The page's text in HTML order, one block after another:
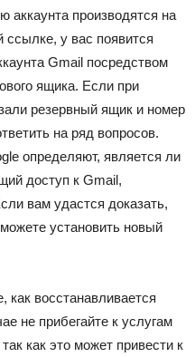
аккаунта производятся на
ссылке, у вас появится
Gmail посредством
ящика. Если при
резервный ящик и номер
на ряд вопросов.
определяют, является ли
доступ к Gmail,
вам удастся доказать,
установить новый
как восстанавливается
не прибегайте к услугам
как это может привести к